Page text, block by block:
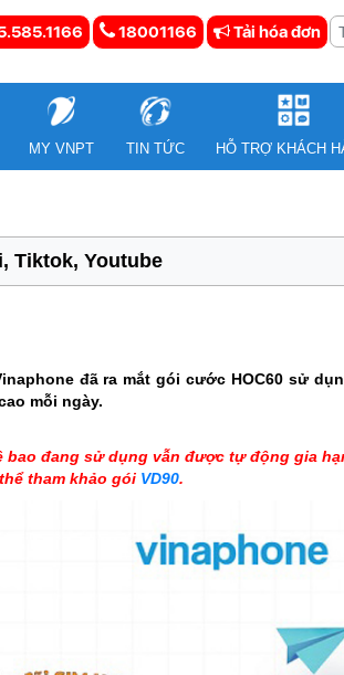
18001166 Tải hóa đơn
MY VNPT TIN TỨC HỖ TRỢ KHÁCH
Tiktok, Youtube
đã ra mắt gói cước HOC60 sử
mỗi ngày.
bao đang sử dụng vẫn được tự động gia
tham khảo gói VD90.